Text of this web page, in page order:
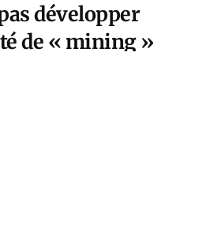
développer
de « mining »